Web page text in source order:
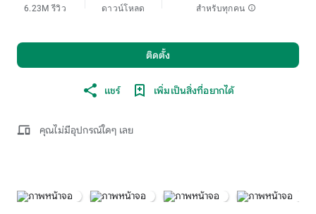
6.23M รีวิว ดาวน์โหลด สำหรับทุกคน info
ติดตั้ง
แชร์ เพิ่มเป็นสิ่งที่อยากได้
devices คุณไม่มีอุปกรณ์ใดๆ เลย